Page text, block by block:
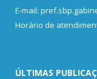
E-mail:
Horário de
ÚLTIMAS